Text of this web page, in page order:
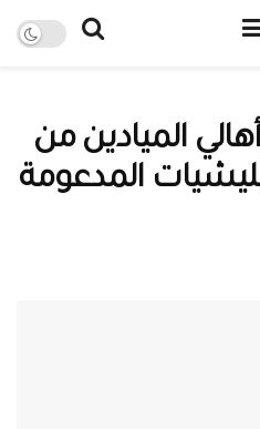
الميادين من
المدعومة